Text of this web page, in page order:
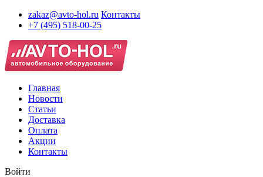
zakaz@avto-hol.ru Контакты
+7 (495) 518-00-25
Главная
Новости
Статьи
Доставка
Оплата
Акции
Контакты
Войти